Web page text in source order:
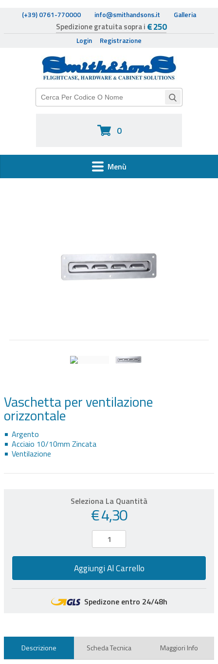
(+39) 0761-770000 info@smithandsons.it Galleria
Spedizione gratuita sopra i € 250
Login Registrazione
0
Menù
FLIGHTCASE SU MISURA
RACK 19"
Vaschetta per ventilazione
orizzontale
Argento
Acciaio 10/10mm Zincata
Ventilazione
Seleziona La Quantità
€ 4,30
Aggiungi Al Carrello
Spedizone entro 24/48h
Descrizione Scheda Tecnica Maggiori Info